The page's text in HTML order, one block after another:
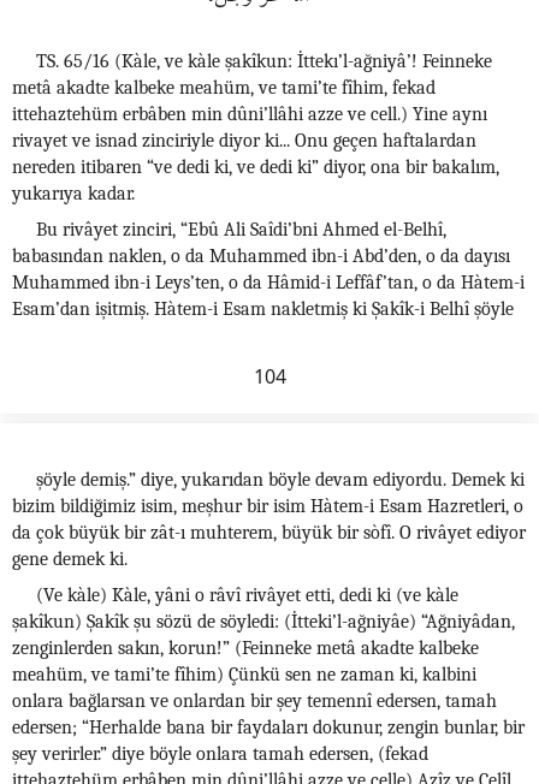
TS. 65/16 (Kàle, ve kàle şakîkun: İttekı’l-ağniyâ’! Feinneke
metâ akadte kalbeke meahüm, ve tami’te fîhim, fekad
ittehaztehüm erbâben min dûni’llâhi azze ve cell.) Yine aynı
rivayet ve isnad zinciriyle diyor ki... Onu geçen haftalardan
nereden itibaren “ve dedi ki, ve dedi ki” diyor, ona bir bakalım,
yukarıya kadar.
Bu rivâyet zinciri, “Ebû Ali Saîdi’bni Ahmed el-Belhî,
babasından naklen, o da Muhammed ibn-i Abd’den, o da dayısı
Muhammed ibn-i Leys’ten, o da Hâmid-i Leffâf’tan, o da Hàtem-i
Esam’dan işitmiş. Hàtem-i Esam nakletmiş ki Şakîk-i Belhî şöyle
104
şöyle demiş.” diye, yukarıdan böyle devam ediyordu. Demek ki
bizim bildiğimiz isim, meşhur bir isim Hàtem-i Esam Hazretleri, o
da çok büyük bir zât-ı muhterem, büyük bir sòfî. O rivâyet ediyor
gene demek ki.
(Ve kàle) Kàle, yâni o râvî rivâyet etti, dedi ki (ve kàle
şakîkun) Şakîk şu sözü de söyledi: (İtteki’l-ağniyâe) “Ağniyâdan,
zenginlerden sakın, korun!” (Feinneke metâ akadte kalbeke
meahüm, ve tami’te fîhim) Çünkü sen ne zaman ki, kalbini
onlara bağlarsan ve onlardan bir şey temennî edersen, tamah
edersen; “Herhalde bana bir faydaları dokunur, zengin bunlar, bir
şey verirler.” diye böyle onlara tamah edersen, (fekad